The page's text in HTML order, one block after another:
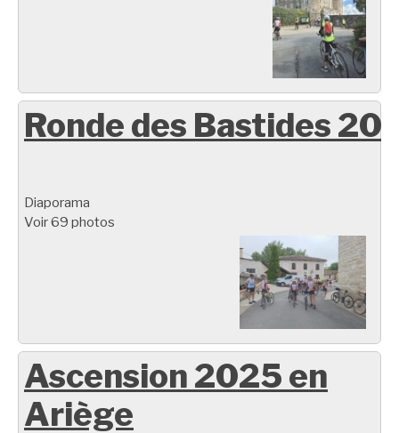
Ronde des Bastides
Diaporama
Voir 69 photos
Ascension 2025 en
Ariège